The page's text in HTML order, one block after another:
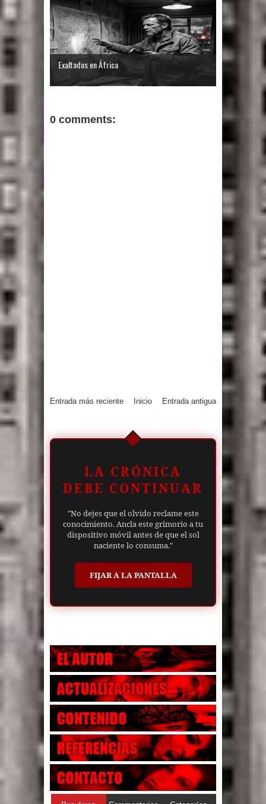
Exaltados en África
0 comments:
Entrada más reciente Entrada antigua
Inicio
LA CRÓNICA
DEBE CONTINUAR
"No dejes que el olvido reclame este
conocimiento. Ancla este grimorio a tu
dispositivo móvil antes de que el sol
naciente lo consuma."
FIJAR A LA PANTALLA